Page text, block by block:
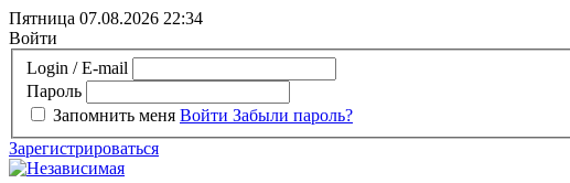
Пятница 07.08.2026 22:34
Войти
Login / E-mail
Пароль
Запомнить меня Войти Забыли пароль?
Зарегистрироваться